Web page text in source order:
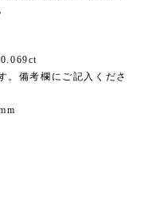
。備考欄にご記入くださ